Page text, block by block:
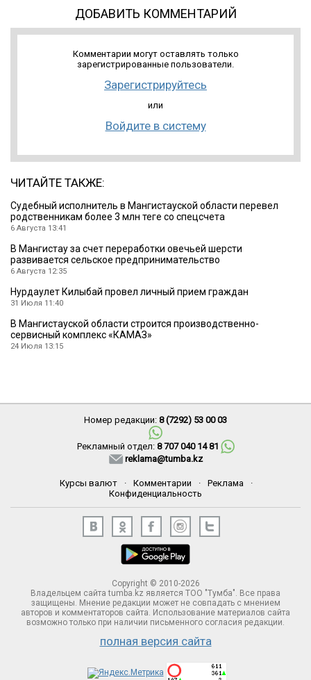
ДОБАВИТЬ КОММЕНТАРИЙ
Комментарии могут оставлять только
зарегистрированные пользователи.
Зарегистрируйтесь
или
Войдите в систему
ЧИТАЙТЕ ТАКЖЕ:
Судебный исполнитель в Мангистауской области перевел
родственникам более 3 млн теңге со спецсчета
6 Августа 13:41
В Мангистау за счет переработки овечьей шерсти
развивается сельское предпринимательство
6 Августа 12:35
Нурдаулет Килыбай провел личный прием граждан
31 Июля 11:40
В Мангистауской области строится производственно-
сервисный комплекс «КАМАЗ»
24 Июля 13:15
Номер редакции: 8 (7292) 53 00 03
Рекламный отдел: 8 707 040 14 81
reklama@tumba.kz
Курсы валют · Комментарии · Реклама
·
Конфиденциальность
Copyright © 2010-2026
Владельцем сайта tumba.kz является ТОО "Тумба". Все права
защищены. Мнение редакции может не совпадать с мнением
авторов и комментаторов сайта. Использование материалов сайта
возможно только при наличии письменного согласия редакции.
полная версия сайта